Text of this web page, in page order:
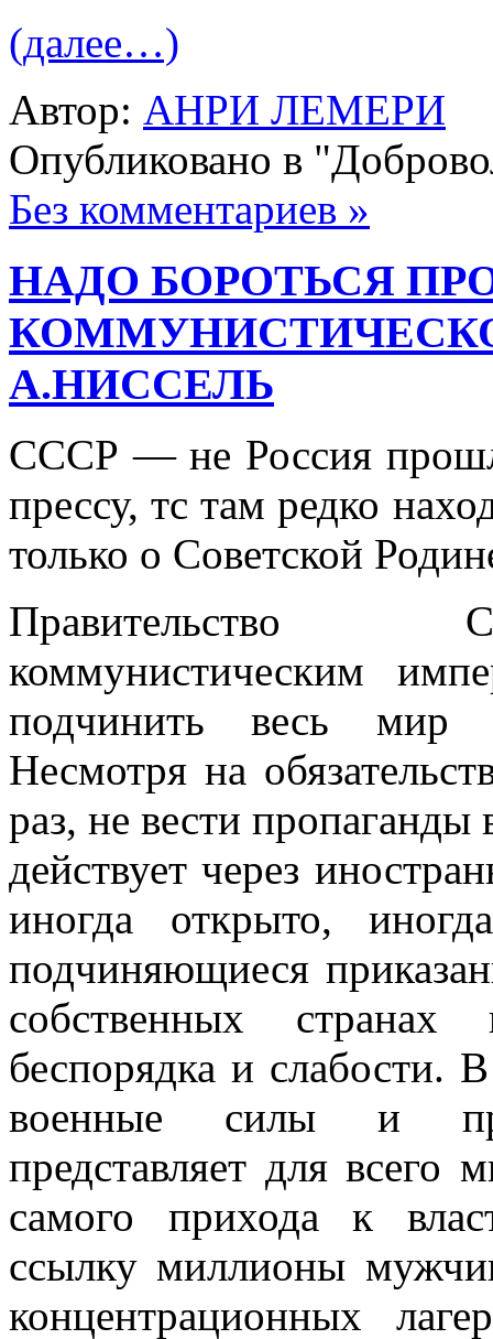
(далее…)
Автор: АНРИ ЛЕМЕРИ
Опубликовано в
Без комментариев »
НАДО БОРОТЬСЯ
А.НИССЕЛЬ
СССР — не Россия
прессу, тс там редко
только о Советской
Правительство
коммунистическим
подчинить весь мир
Несмотря на
раз, не вести пропаганды
действует через
иногда открыто,
подчиня­ющиеся
собственных
беспорядка и слабости.
военные силы и
представляет для всего
самого прихода к
ссылку миллионы
концентра­ционных